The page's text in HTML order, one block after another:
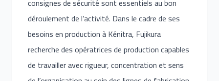
déroulement de l’activité. Dans le cadre de ses
besoins en production à Kénitra, Fujikura
recherche des opératrices de production capables
de travailler avec rigueur, concentration et sens